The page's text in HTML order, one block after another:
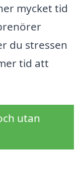
mycket tid
du stressen
tid att
utan